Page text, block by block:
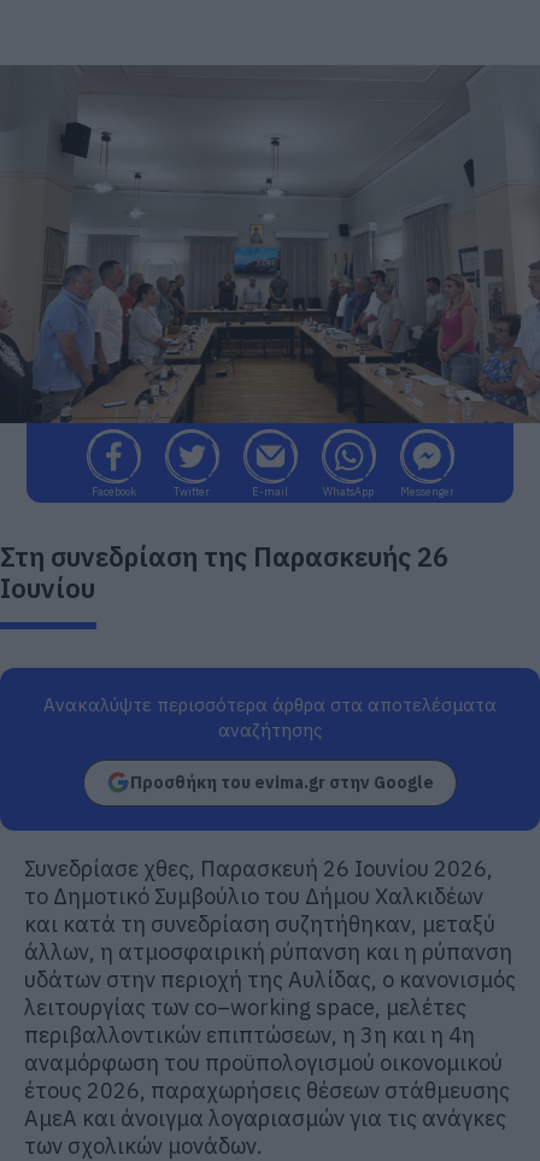
Facebook Twitter E-mail WhatsApp Messenger
Στη συνεδρίαση της Παρασκευής 26
Ιουνίου
Ανακαλύψτε περισσότερα άρθρα στα αποτελέσματα
αναζήτησης
Προσθήκη του evima.gr στην Google
Συνεδρίασε χθες, Παρασκευή 26 Ιουνίου 2026,
το Δημοτικό Συμβούλιο του Δήμου Χαλκιδέων
και κατά τη συνεδρίαση συζητήθηκαν, μεταξύ
άλλων, η ατμοσφαιρική ρύπανση και η ρύπανση
υδάτων στην περιοχή της Αυλίδας, ο κανονισμός
λειτουργίας των co–working space, μελέτες
περιβαλλοντικών επιπτώσεων, η 3η και η 4η
αναμόρφωση του προϋπολογισμού οικονομικού
έτους 2026, παραχωρήσεις θέσεων στάθμευσης
ΑμεΑ και άνοιγμα λογαριασμώνγια τις ανάγκες
των σχολικών μονάδων.